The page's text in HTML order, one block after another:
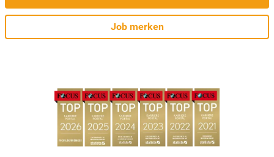
Job merken